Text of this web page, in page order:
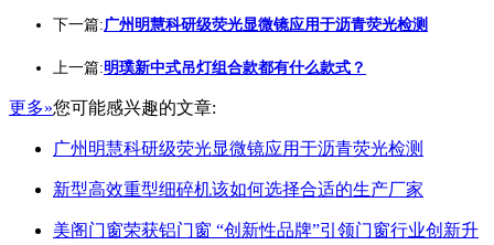
下一篇:广州明慧科研级荧光显微镜应用于沥青荧光检测
上一篇:明璞新中式吊灯组合款都有什么款式？
更多»您可能感兴趣的文章:
广州明慧科研级荧光显微镜应用于沥青荧光检测
新型高效重型细碎机该如何选择合适的生产厂家
美阁门窗荣获铝门窗 “创新性品牌”引领门窗行业创新升